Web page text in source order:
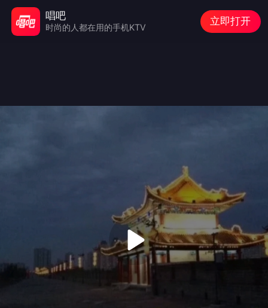
唱吧
时尚的人都在用的手机KTV
立即打开